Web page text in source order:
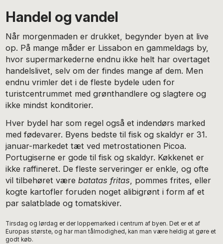
Handel og vandel
Når morgenmaden er drukket, begynder byen at live
op. På mange måder er Lissabon en gammeldags by,
hvor supermarkederne endnu ikke helt har overtaget
handelslivet, selv om der findes mange af dem. Men
endnu vrimler det i de fleste bydele uden for
turistcentrummet med grønthandlere og slagtere og
ikke mindst konditorier.
Hver bydel har som regel også et indendørs marked
med fødevarer. Byens bedste til fisk og skaldyr er 31.
januar-markedet tæt ved metrostationen Picoa.
Portugiserne er gode til fisk og skaldyr. Køkkenet er
ikke raffineret. De fleste serveringer er enkle, og ofte
vil tilbehøret værebatatas fritas, pommes frites, eller
kogte kartofler foruden noget alibigrønt i form af et
par salatblade og tomatskiver.
Tirsdag og lørdag er der loppemarked i centrum af byen. Det er et af
Europas største, og har man tålmodighed, kan man være heldig at gøre et
godt køb.